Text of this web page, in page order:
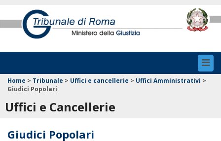
Home > Tribunale > Uffici e cancellerie > Uffici Amministrativi >
Giudici Popolari
Uffici e Cancellerie
Giudici Popolari